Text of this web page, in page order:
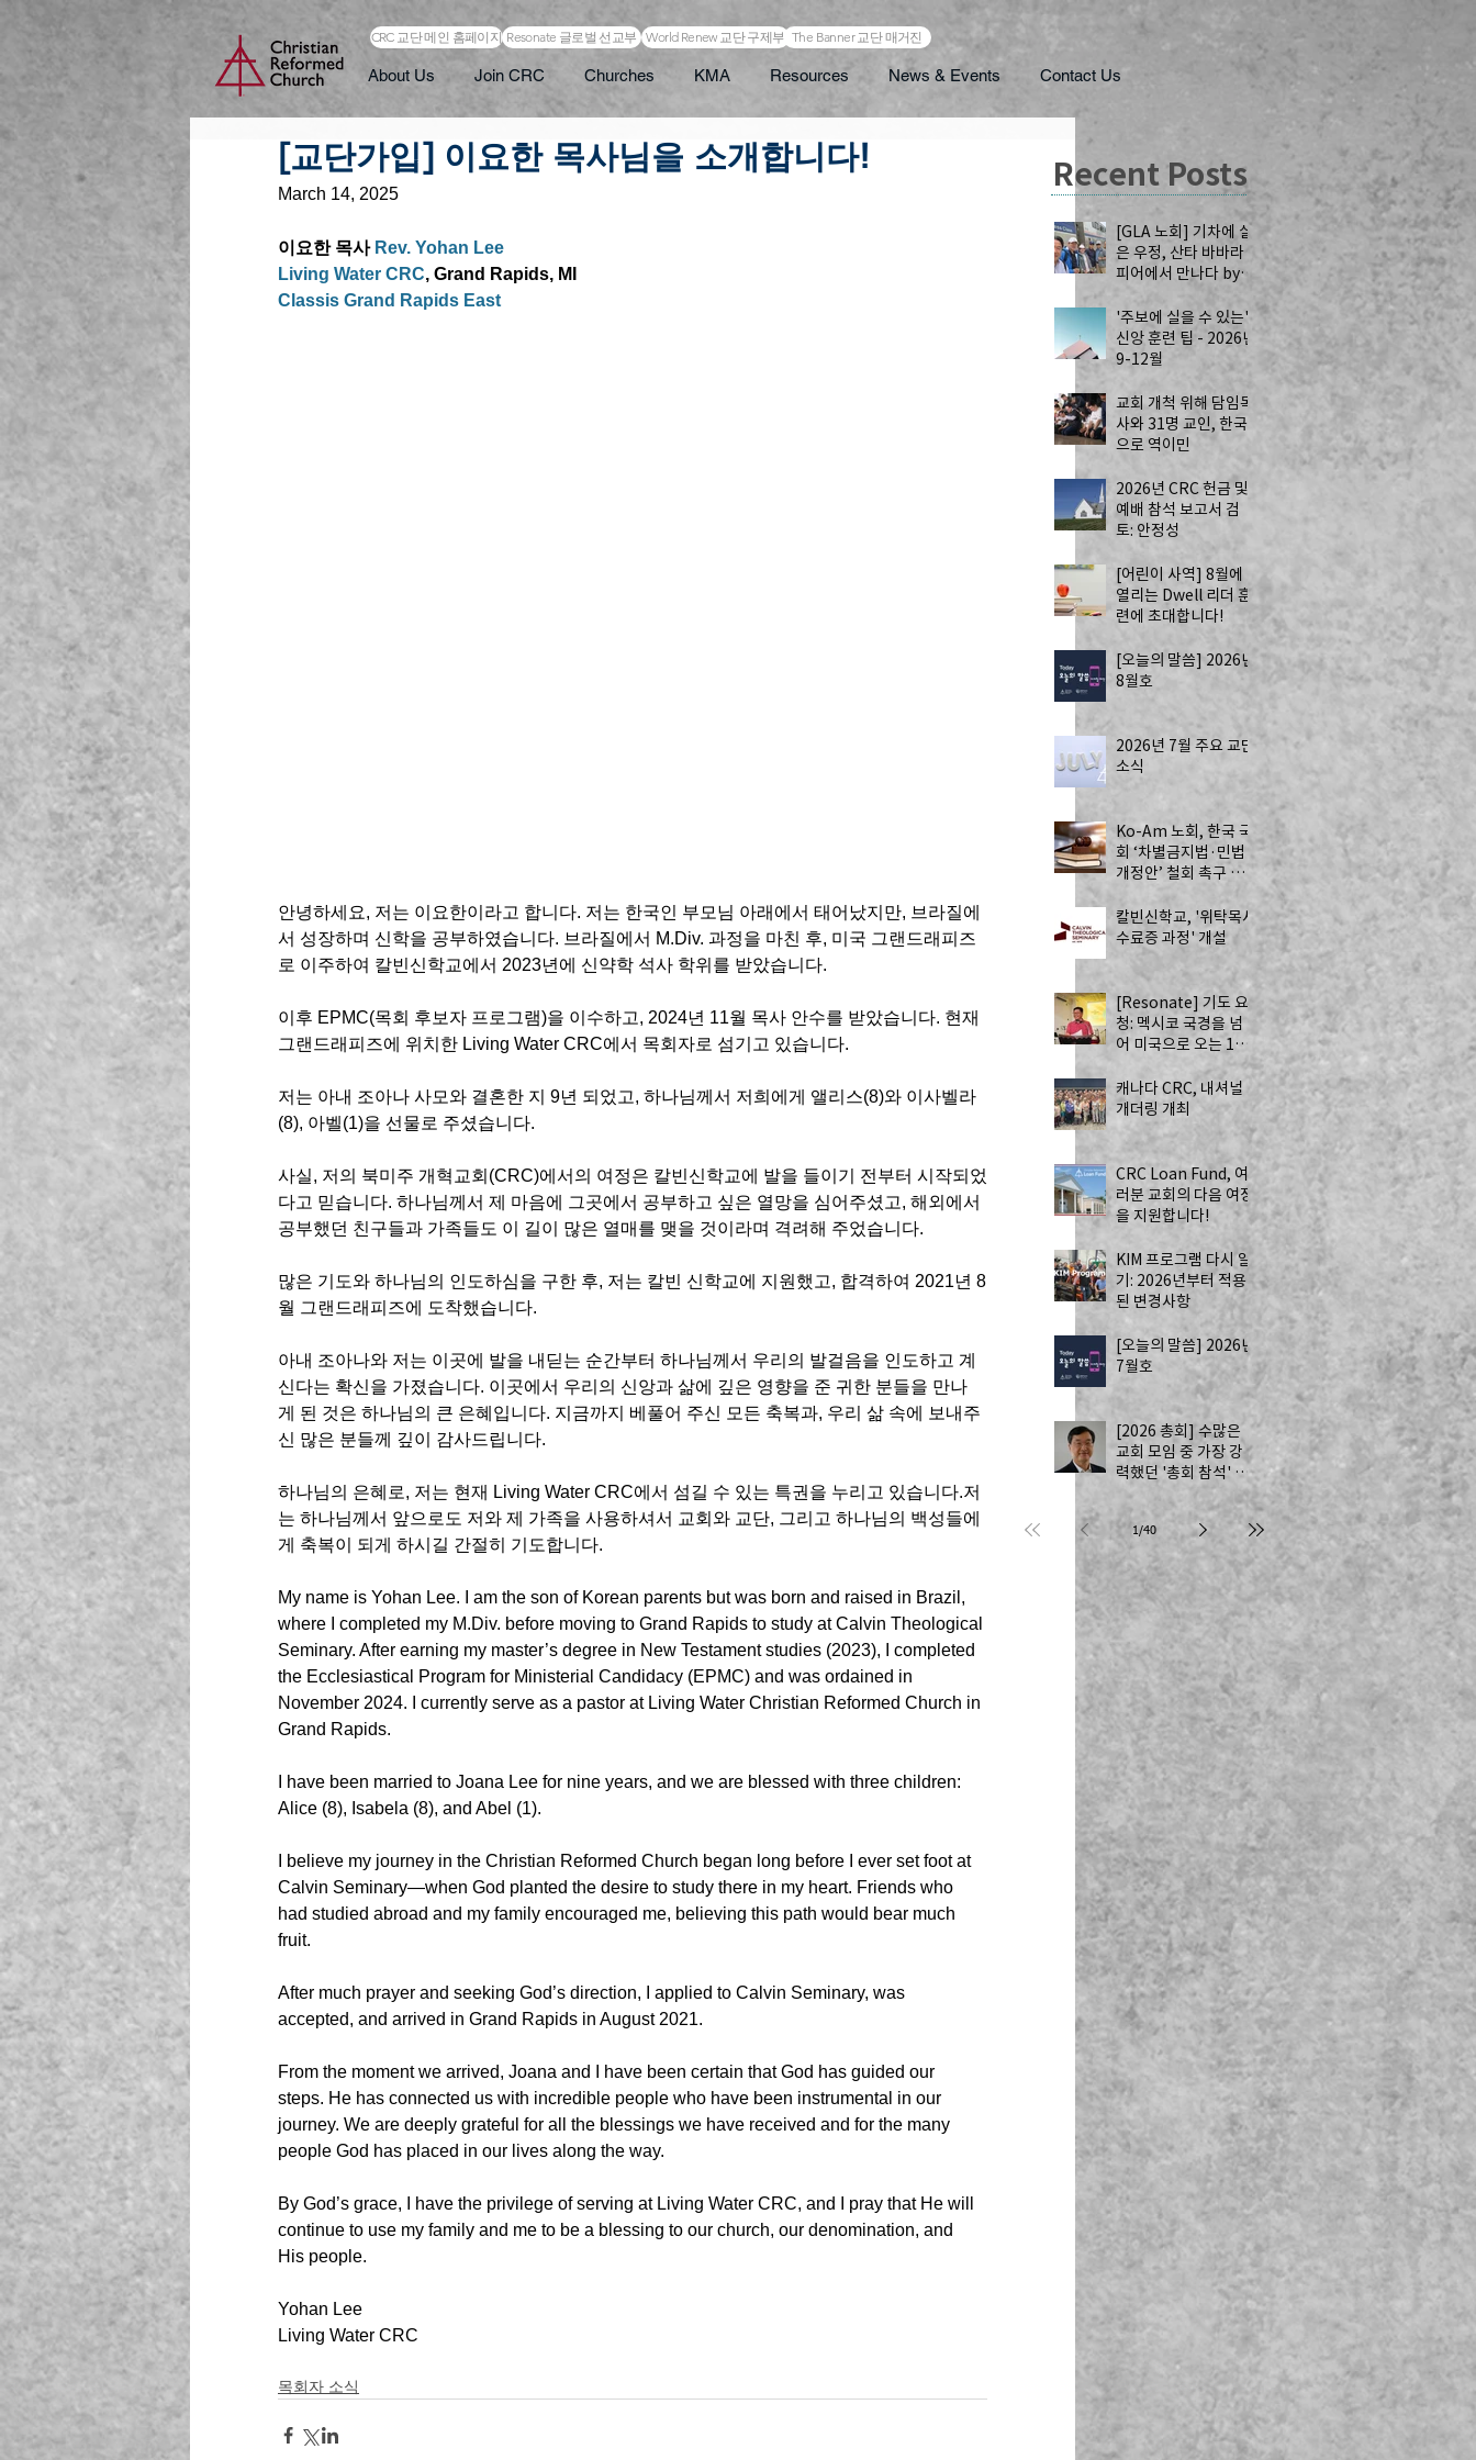
About Us Join CRC Churches KMA Resources News & Events Contact Us
CRC 교단 메인 홈페이지 Resonate 글로벌 선교부 World Renew 교단 구제부 The Banner 교단 매거진
[교단가입] 이요한 목사님을 소개합니다!
March 14, 2025
이요한 목사 Rev. Yohan Lee
Living Water CRC, Grand Rapids, MI
Classis Grand Rapids East
안녕하세요, 저는 이요한이라고 합니다. 저는 한국인 부모님 아래에서 태어났지만, 브라질에
서 성장하며 신학을 공부하였습니다. 브라질에서 M.Div. 과정을 마친 후, 미국 그랜드래피즈
로 이주하여 칼빈신학교에서 2023년에 신약학 석사 학위를 받았습니다.
이후 EPMC(목회 후보자 프로그램)을 이수하고, 2024년 11월 목사 안수를 받았습니다. 현재
그랜드래피즈에 위치한 Living Water CRC에서 목회자로 섬기고 있습니다.
저는 아내 조아나 사모와 결혼한 지 9년 되었고, 하나님께서 저희에게 앨리스(8)와 이사벨라
(8), 아벨(1)을 선물로 주셨습니다.
사실, 저의 북미주 개혁교회(CRC)에서의 여정은 칼빈신학교에 발을 들이기 전부터 시작되었
다고 믿습니다. 하나님께서 제 마음에 그곳에서 공부하고 싶은 열망을 심어주셨고, 해외에서
공부했던 친구들과 가족들도 이 길이 많은 열매를 맺을 것이라며 격려해 주었습니다.
많은 기도와 하나님의 인도하심을 구한 후, 저는 칼빈 신학교에 지원했고, 합격하여 2021년 8
월 그랜드래피즈에 도착했습니다.
아내 조아나와 저는 이곳에 발을 내딛는 순간부터 하나님께서 우리의 발걸음을 인도하고 계
신다는 확신을 가졌습니다. 이곳에서 우리의 신앙과 삶에 깊은 영향을 준 귀한 분들을 만나
게 된 것은 하나님의 큰 은혜입니다. 지금까지 베풀어 주신 모든 축복과, 우리 삶 속에 보내주
신 많은 분들께 깊이 감사드립니다.
하나님의 은혜로, 저는 현재 Living Water CRC에서 섬길 수 있는 특권을 누리고 있습니다.저
는 하나님께서 앞으로도 저와 제 가족을 사용하셔서 교회와 교단, 그리고 하나님의 백성들에
게 축복이 되게 하시길 간절히 기도합니다.
My name is Yohan Lee. I am the son of Korean parents but was born and raised in Brazil,
where I completed my M.Div. before moving to Grand Rapids to study at Calvin Theological
Seminary. After earning my master’s degree in New Testament studies (2023), I completed
the Ecclesiastical Program for Ministerial Candidacy (EPMC) and was ordained in
November 2024. I currently serve as a pastor at Living Water Christian Reformed Church in
Grand Rapids.
I have been married to Joana Lee for nine years, and we are blessed with three children:
Alice (8), Isabela (8), and Abel (1).
I believe my journey in the Christian Reformed Church began long before I ever set foot at
Calvin Seminary—when God planted the desire to study there in my heart. Friends who
had studied abroad and my family encouraged me, believing this path would bear much
fruit.
After much prayer and seeking God’s direction, I applied to Calvin Seminary, was
accepted, and arrived in Grand Rapids in August 2021.
From the moment we arrived, Joana and I have been certain that God has guided our
steps. He has connected us with incredible people who have been instrumental in our
journey. We are deeply grateful for all the blessings we have received and for the many
people God has placed in our lives along the way.
By God’s grace, I have the privilege of serving at Living Water CRC, and I pray that He will
continue to use my family and me to be a blessing to our church, our denomination, and
His people.
Yohan Lee
Living Water CRC
목회자 소식
Recent Posts
[GLA 노회] 기차에 실
은 우정, 산타 바바라
피어에서 만나다 by
공강국 목사
'주보에 실을 수 있는'
신앙 훈련 팁 - 2026년
9-12월
교회 개척 위해 담임목
사와 31명 교인, 한국
으로 역이민
2026년 CRC 헌금 및
예배 참석 보고서 검
토: 안정성
[어린이 사역] 8월에
열리는 Dwell 리더 훈
련에 초대합니다!
[오늘의 말씀] 2026년
8월호
2026년 7월 주요 교단
소식
Ko-Am 노회, 한국 국
회 ‘차별금지법·민법
개정안’ 철회 촉구 성
칼빈신학교, '위탁목사
수료증 과정' 개설
[Resonate] 기도 요
청: 멕시코 국경을 넘
어 미국으로 오는 13
명의 자원봉사자 - 하
나님의 치유를 전하는
사역
캐나다 CRC, 내셔널
개더링 개최
CRC Loan Fund, 여
러분 교회의 다음 여정
을 지원합니다!
KIM 프로그램 다시 알
기: 2026년부터 적용
된 변경사항
[오늘의 말씀] 2026년
7월호
[2026 총회] 수많은
교회 모임 중 가장 강
력했던 '총회 참석' by
Joseph Kim 장로
1 /40